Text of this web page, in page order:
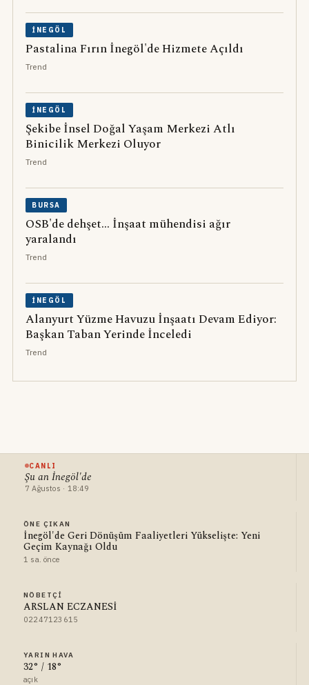
İNEGÖL
Pastalina Fırın İnegöl'de Hizmete Açıldı
Trend
İNEGÖL
Şekibe İnsel Doğal Yaşam Merkezi Atlı
Binicilik Merkezi Oluyor
Trend
BURSA
OSB'de dehşet... İnşaat mühendisi ağır
yaralandı
Trend
İNEGÖL
Alanyurt Yüzme Havuzu İnşaatı Devam Ediyor:
Başkan Taban Yerinde İnceledi
Trend
CANLI
Şu an İnegöl'de
7 Ağustos · 18:49
ÖNE ÇIKAN
İnegöl'de Geri Dönüşüm Faaliyetleri Yükselişte: Yeni
Geçim Kaynağı Oldu
1 sa. önce
NÖBETÇI
ARSLAN ECZANESİ
02247123615
YARIN HAVA
32° / 18°
açık